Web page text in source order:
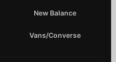
New Balance
Vans/Converse